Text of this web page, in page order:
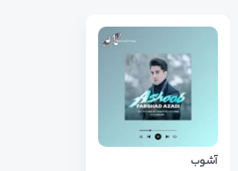
آشوب